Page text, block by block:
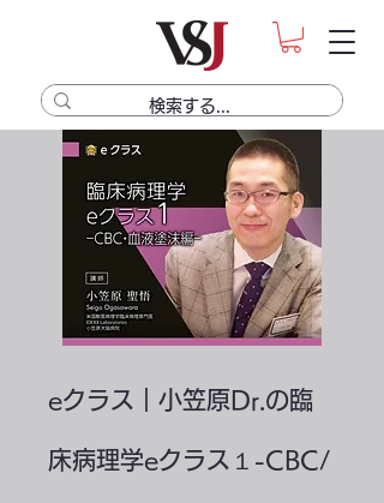
eクラス｜小笠原Dr.の臨
床病理学eクラス１-CBC/